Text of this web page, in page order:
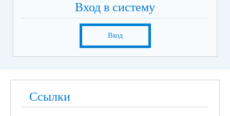
Экзамен по предметам на выбор выпускника (кроме
русского языка и математики)
интеллекта, получающих образование по адаптированной
основной общеобразовательной программе, в 2026 году
Вход в систему
Вход
Ссылки